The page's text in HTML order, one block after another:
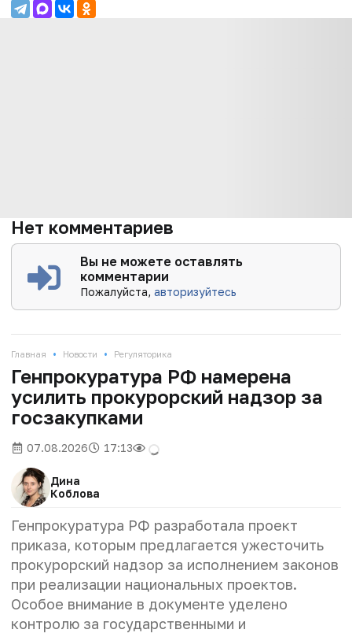
Нет комментариев
Вы не можете оставлять
комментарии
Пожалуйста,авторизуйтесь
Главная • Новости • Регуляторика
Генпрокуратура РФ намерена
усилить прокурорский надзор за
госзакупками
07.08.2026 17:13
Дина
Коблова
Генпрокуратура РФ разработала проект
приказа, которым предлагается ужесточить
прокурорский надзор за исполнением законов
при реализации национальных проектов.
Особое внимание в документе уделено
контролю за государственными и